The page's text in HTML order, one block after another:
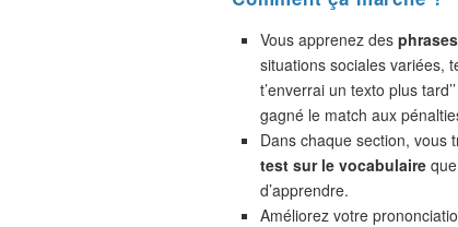
Vous apprenez des
situations sociales variées,
t’enverrai un texto plus
gagné le match aux
Dans chaque section, vous
test sur le vocabulaire
d’apprendre.
Améliorez votre